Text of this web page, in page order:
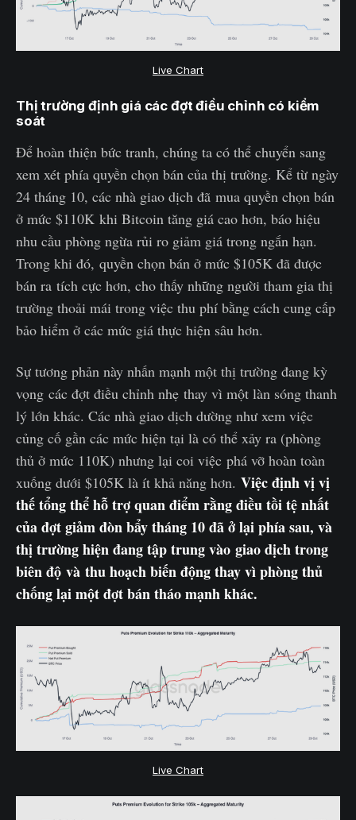
Live Chart
Thị trường định giá các đợt điều chỉnh có kiểm
soát
Để hoàn thiện bức tranh, chúng ta có thể chuyển sang
xem xét phía quyền chọn bán của thị trường. Kể từ ngày
24 tháng 10, các nhà giao dịch đã mua quyền chọn bán
ở mức $110K khi Bitcoin tăng giá cao hơn, báo hiệu
nhu cầu phòng ngừa rủi ro giảm giá trong ngắn hạn.
Trong khi đó, quyền chọn bán ở mức $105K đã được
bán ra tích cực hơn, cho thấy những người tham gia thị
trường thoải mái trong việc thu phí bằng cách cung cấp
bảo hiểm ở các mức giá thực hiện sâu hơn.
Sự tương phản này nhấn mạnh một thị trường đang kỳ
vọng các đợt điều chỉnh nhẹ thay vì một làn sóng thanh
lý lớn khác. Các nhà giao dịch dường như xem việc
củng cố gần các mức hiện tại là có thể xảy ra (phòng
thủ ở mức 110K) nhưng lại coi việc phá vỡ hoàn toàn
xuống dưới $105K là ít khả năng hơn. Việc định vị vị
thế tổng thể hỗ trợ quan điểm rằng điều tồi tệ nhất
của đợt giảm đòn bẩy tháng 10 đã ở lại phía sau, và
thị trường hiện đang tập trung vào giao dịch trong
biên độ và thu hoạch biến động thay vì phòng thủ
chống lại một đợt bán tháo mạnh khác.
Live Chart